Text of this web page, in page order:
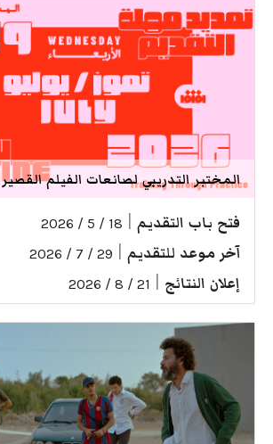
المختبر التدريبي لصانعات الفيلم القصير
فتح باب التقديم 18 / 5 / 2026
آخر موعد للتقديم 29 / 7 / 2026
إعلان النتائج 21 / 8 / 2026